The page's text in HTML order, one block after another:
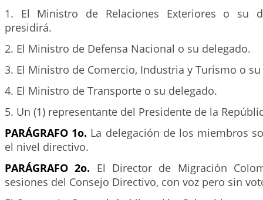
1. El Ministro de Relaciones Exteriores o su
presidirá.
2. El Ministro de Defensa Nacional o su delegado.
3. El Ministro de Comercio, Industria y Turismo o
4. El Ministro de Transporte o su delegado.
5. Un (1) representante del Presidente de la
PARÁGRAFO 1o. La delegación de los miembros
el nivel directivo.
PARÁGRAFO 2o. El Director de Migración
sesiones del Consejo Directivo, con voz pero sin